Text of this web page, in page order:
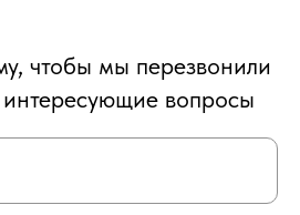
чтобы мы перезвонили
интересующие вопросы